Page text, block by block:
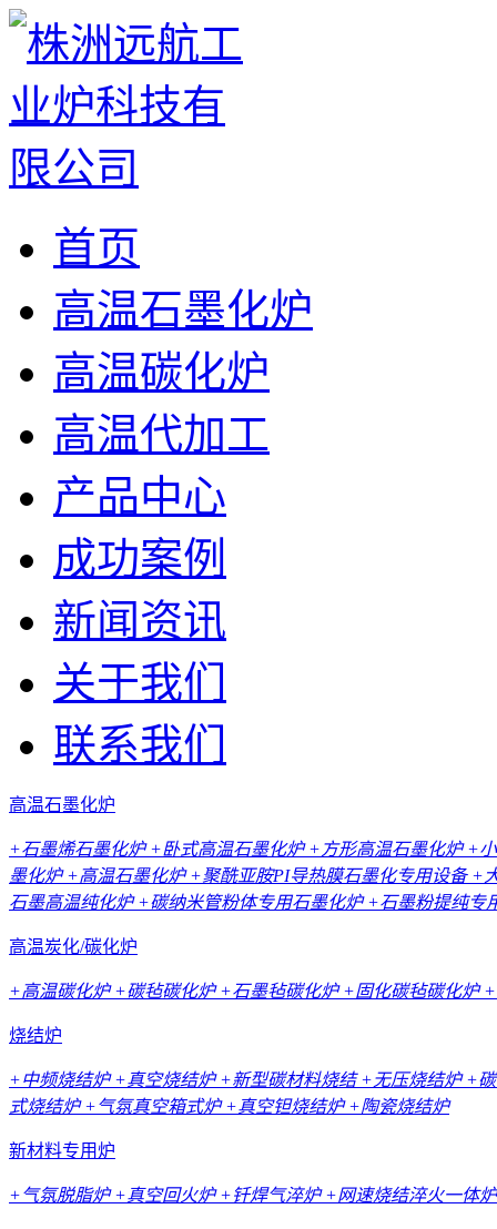
首页
高温石墨化炉
高温碳化炉
高温代加工
产品中心
成功案例
新闻资讯
关于我们
联系我们
高温石墨化炉
+石墨烯石墨化炉+卧式高温石墨化炉+方形高温石墨化炉+
墨化炉+高温石墨化炉+聚酰亚胺PI导热膜石墨化专用设备 +
石墨高温纯化炉+碳纳米管粉体专用石墨化炉+石墨粉提纯专
高温炭化/碳化炉
+高温碳化炉+碳毡碳化炉+石墨毡碳化炉+固化碳毡碳化炉
烧结炉
+中频烧结炉+真空烧结炉+新型碳材料烧结+无压烧结炉+
式烧结炉+气氛真空箱式炉+真空钽烧结炉+陶瓷烧结炉
新材料专用炉
+气氛脱脂炉+真空回火炉+钎焊气淬炉+网速烧结淬火一体炉